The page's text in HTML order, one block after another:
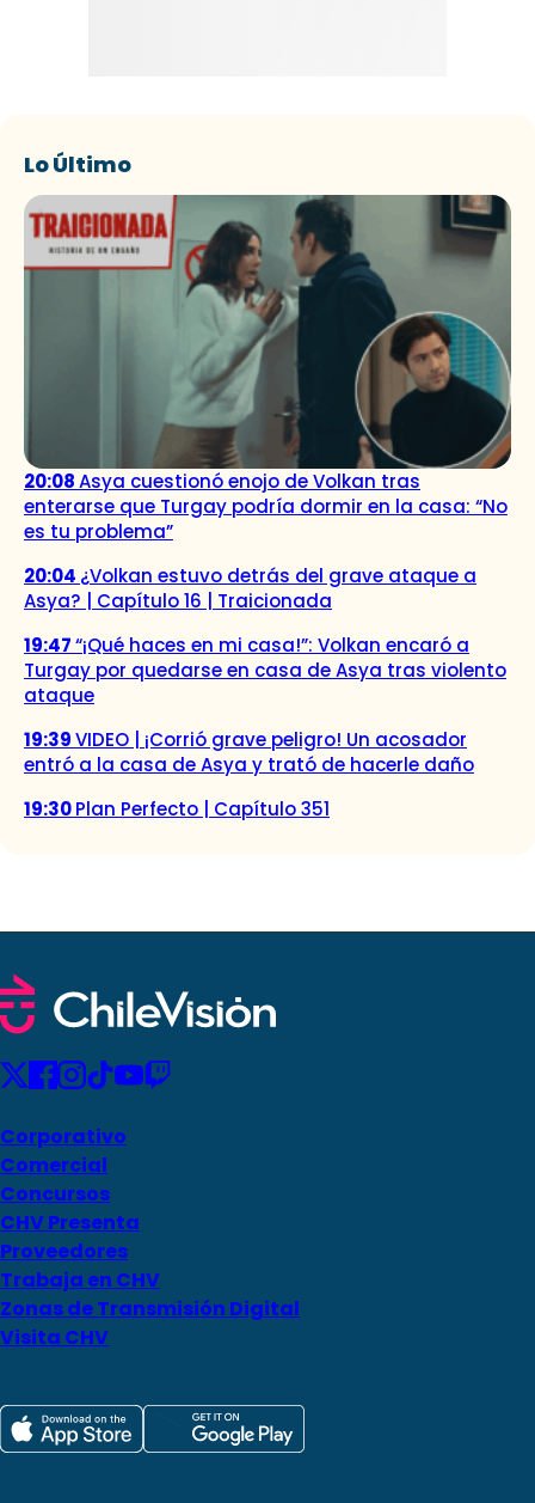
Lo Último
20:08Asya cuestionó enojo de Volkan tras
enterarse que Turgay podría dormir en la casa: “No
es tu problema”
20:04 ¿Volkan estuvo detrás del grave ataque a
Asya? | Capítulo 16 | Traicionada
19:47“¡Qué haces en mi casa!”: Volkan encaró a
Turgay por quedarse en casa de Asya tras violento
ataque
19:39VIDEO | ¡Corrió grave peligro! Un acosador
entró a la casa de Asya y trató de hacerle daño
19:30Plan Perfecto | Capítulo 351
Corporativo
Comercial
Concursos
CHV Presenta
Proveedores
Trabaja en CHV
Zonas de Transmisión Digital
Visita CHV